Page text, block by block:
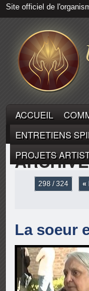
Site officiel de
ACCUEIL
ENTRETIENS
PROJETS
298 / 324 «
La soeur